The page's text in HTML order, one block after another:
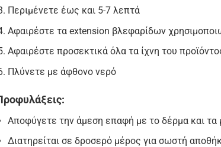
Περιμένετε έως και 5-7 λεπτά
Αφαιρέστε τα extension βλεφαρίδων
Αφαιρέστε προσεκτικά όλα τα ίχνη του
Πλύνετε με άφθονο νερό
Αποφύγετε την άμεση επαφή με το δέρμα και τα
Διατηρείται σε δροσερό μέρος για σωστή